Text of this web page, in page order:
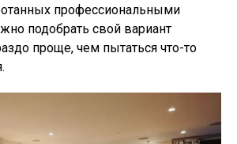
профессиональными
подобрать свой вариант
проще, чем пытаться что-то